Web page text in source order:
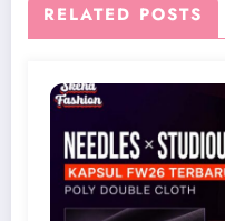
RELATED POSTS